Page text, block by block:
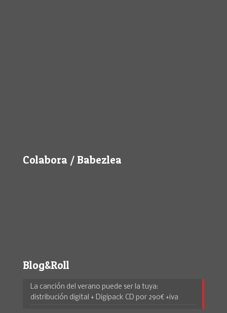
Colabora / Babezlea
Blog&Roll
La canción del verano puede ser la tuya:
distribución digital + Digipack CD por 290€ +iva